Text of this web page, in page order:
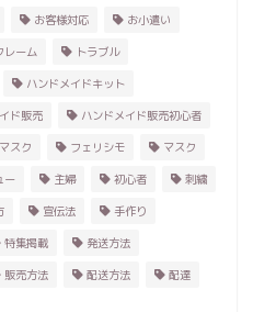
お客様対応 お小遣い
レーム トラブル
ハンドメイドキット
ド販売 ハンドメイド販売初心者
スク フェリシモ マスク
ー 主婦 初心者 刺繍
宣伝法 手作り
特集掲載 発送方法
販売方法 配送方法 配達